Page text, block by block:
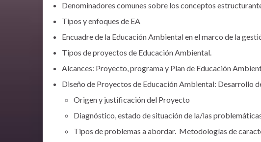
Denominadores comunes sobre los conceptos
Tipos y enfoques de EA
Encuadre de la Educación Ambiental en el marco de la
Tipos de proyectos de Educación Ambiental.
Alcances: Proyecto, programa y Plan de Educación
Diseño de Proyectos de Educación Ambiental: Desarrollo
Origen y justificación del Proyecto
Diagnóstico, estado de situación de la/las
Tipos de problemas a abordar. Metodologías de